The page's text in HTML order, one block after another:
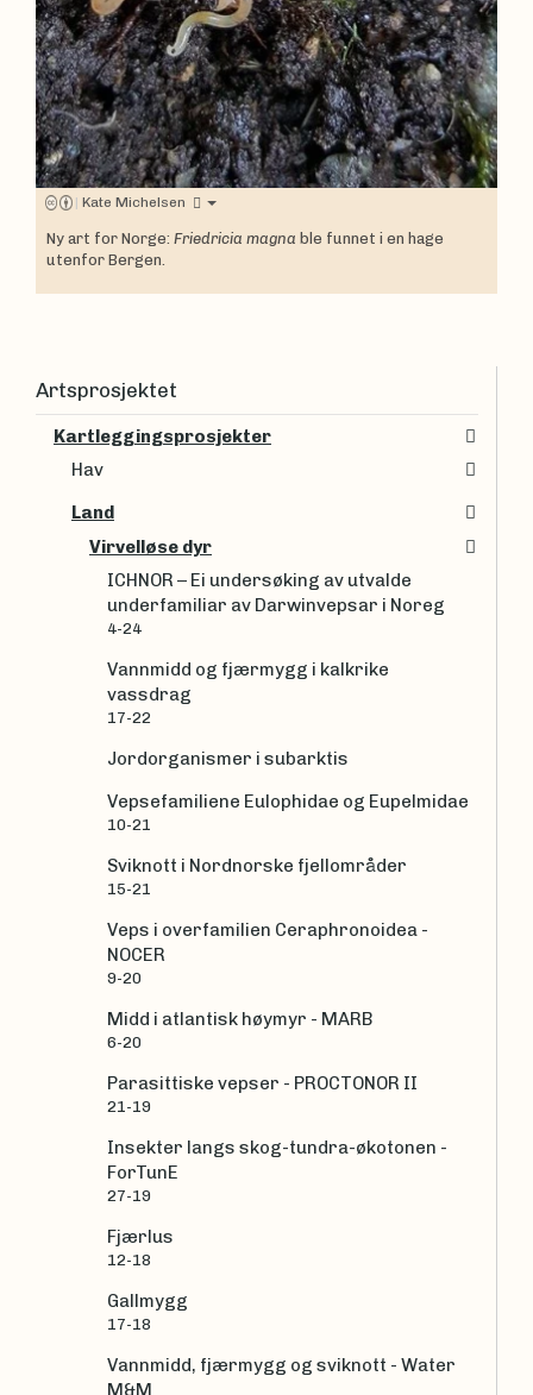
| Kate Michelsen
Ny art for Norge: Friedricia magna ble funnet i en hage
utenfor Bergen.
Artsprosjektet
Kartleggingsprosjekter
Hav
Land
Virvelløse dyr
ICHNOR – Ei undersøking av utvalde
underfamiliar av Darwinvepsar i Noreg
4-24
Vannmidd og fjærmygg i kalkrike
vassdrag
17-22
Jordorganismer i subarktis
Vepsefamiliene Eulophidae og Eupelmidae
10-21
Sviknott i Nordnorske fjellområder
15-21
Veps i overfamilien Ceraphronoidea -
NOCER
9-20
Midd i atlantisk høymyr - MARB
6-20
Parasittiske vepser - PROCTONOR II
21-19
Insekter langs skog-tundra-økotonen -
ForTunE
27-19
Fjærlus
12-18
Gallmygg
17-18
Vannmidd, fjærmygg og sviknott - Water
M&M